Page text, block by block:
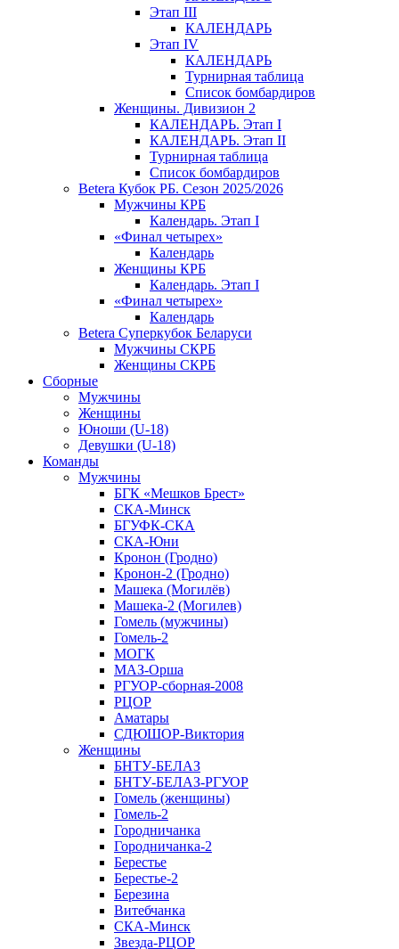
Этап III
КАЛЕНДАРЬ
Этап IV
КАЛЕНДАРЬ
Турнирная таблица
Список бомбардиров
Женщины. Дивизион 2
КАЛЕНДАРЬ. Этап I
КАЛЕНДАРЬ. Этап II
Турнирная таблица
Список бомбардиров
Betera Кубок РБ. Сезон 2025/2026
Мужчины КРБ
Календарь. Этап I
«Финал четырех»
Календарь
Женщины КРБ
Календарь. Этап I
«Финал четырех»
Календарь
Betera Суперкубок Беларуси
Мужчины СКРБ
Женщины СКРБ
Сборные
Мужчины
Женщины
Юноши (U-18)
Девушки (U-18)
Команды
Мужчины
БГК «Мешков Брест»
СКА-Минск
БГУФК-СКА
СКА-Юни
Кронон (Гродно)
Кронон-2 (Гродно)
Машека (Могилёв)
Машека-2 (Могилев)
Гомель (мужчины)
Гомель-2
МОГК
МАЗ-Орша
РГУОР-сборная-2008
РЦОР
Аматары
СДЮШОР-Виктория
Женщины
БНТУ-БЕЛАЗ
БНТУ-БЕЛАЗ-РГУОР
Гомель (женщины)
Гомель-2
Городничанка
Городничанка-2
Берестье
Берестье-2
Березина
Витебчанка
СКА-Минск
Звезда-РЦОР